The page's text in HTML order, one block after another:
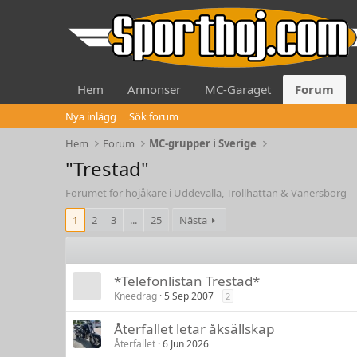
Hem Annonser MC-Garaget Forum
Nya inlägg
Sök forum
Hem
Forum MC-grupper i Sverige
"Trestad"
Forumet för hojåkare i Uddevalla, Trollhättan & Vänersborg
1
2 3 ... 25 Nästa
*Telefonlistan Trestad*
Kneedrag 5 Sep 2007 2
Återfallet letar åksällskap
Återfallet 6 Jun 2026